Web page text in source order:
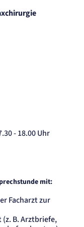
- 18.00 Uhr
mit:
Facharzt zur
(z. B. Arztbriefe,